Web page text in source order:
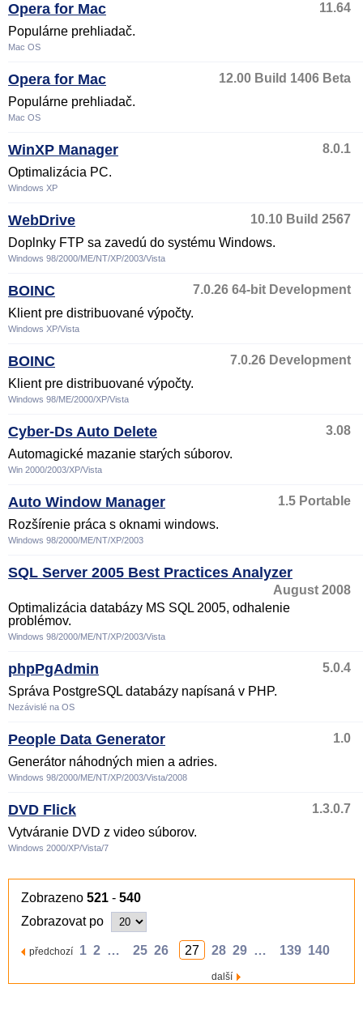
Opera for Mac
11.64
Populárne prehliadač.
Mac OS
Opera for Mac
12.00 Build 1406 Beta
Populárne prehliadač.
Mac OS
WinXP Manager
8.0.1
Optimalizácia PC.
Windows XP
WebDrive
10.10 Build 2567
Doplnky FTP sa zavedú do systému Windows.
Windows 98/2000/ME/NT/XP/2003/Vista
BOINC
7.0.26 64-bit Development
Klient pre distribuované výpočty.
Windows XP/Vista
BOINC
7.0.26 Development
Klient pre distribuované výpočty.
Windows 98/ME/2000/XP/Vista
Cyber-Ds Auto Delete
3.08
Automagické mazanie starých súborov.
Win 2000/2003/XP/Vista
Auto Window Manager
1.5 Portable
Rozšírenie práca s oknami windows.
Windows 98/2000/ME/NT/XP/2003
SQL Server 2005 Best Practices Analyzer
August 2008
Optimalizácia databázy MS SQL 2005, odhalenie
problémov.
Windows 98/2000/ME/NT/XP/2003/Vista
phpPgAdmin
5.0.4
Správa PostgreSQL databázy napísaná v PHP.
Nezávislé na OS
People Data Generator
1.0
Generátor náhodných mien a adries.
Windows 98/2000/ME/NT/XP/2003/Vista/2008
DVD Flick
1.3.0.7
Vytváranie DVD z video súborov.
Windows 2000/XP/Vista/7
Zobrazeno 521 - 540
Zobrazovat po
předchozí 1 2 … 25 26 27 28 29 … 139 140
další